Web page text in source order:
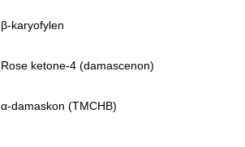
β-karyofylen
Rose ketone-4 (damascenon)
α-damaskon (TMCHB)